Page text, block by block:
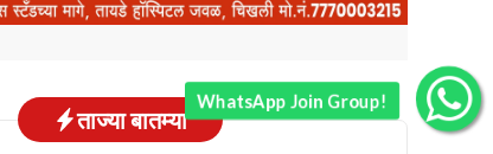
ताज्या बातम्या
WhatsApp Join Group!